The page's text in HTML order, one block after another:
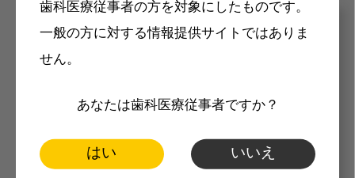
歯科医療従事者の方を対象にしたものです。
一般の方に対する情報提供サイトではありま
せん。
あなたは歯科医療従事者ですか？
はい いいえ
メリット